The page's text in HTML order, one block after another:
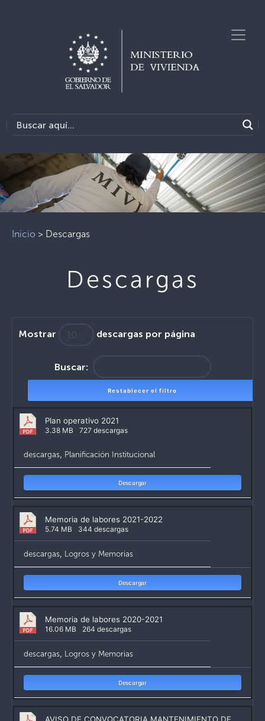
Previous Next
Inicio > Descargas
Descargas
Mostrar descargas por página
Buscar:
Restablecer el filtro
Plan operativo 2021
3.38 MB 727 descargas
descargas, Planificación Institucional
Descargar
Memoria de labores 2021-2022
5.74 MB 344 descargas
descargas, Logros y Memorias
Descargar
Memoria de labores 2020-2021
16.06 MB 264 descargas
descargas, Logros y Memorias
Descargar